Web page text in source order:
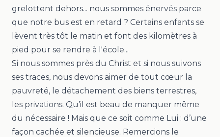
grelottent dehors... nous sommes énervés parce
que notre bus est en retard ? Certains enfants se
lèvent très tôt le matin et font des kilomètres à
pied pour se rendre à l'école...
Si nous sommes près du Christ et si nous suivons
ses traces, nous devons aimer de tout cœur la
pauvreté, le détachement des biens terrestres,
les privations. Qu’il est beau de manquer même
du nécessaire ! Mais que ce soit comme Lui : d’une
façon cachée et silencieuse. Remercions le